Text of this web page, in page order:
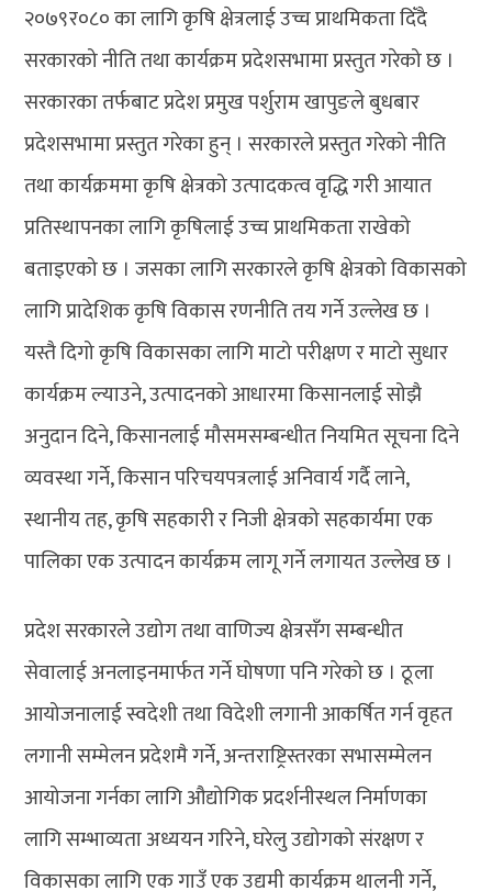
२०७९र०८० का लागि कृषि क्षेत्रलाई उच्च प्राथमिकता दिँदै
सरकारको नीति तथा कार्यक्रम प्रदेशसभामा प्रस्तुत गरेको छ ।
सरकारका तर्फबाट प्रदेश प्रमुख पर्शुराम खापुङले बुधबार
प्रदेशसभामा प्रस्तुत गरेका हुन् । सरकारले प्रस्तुत गरेको नीति
तथा कार्यक्रममा कृषि क्षेत्रको उत्पादकत्व वृद्धि गरी आयात
प्रतिस्थापनका लागि कृषिलाई उच्च प्राथमिकता राखेको
बताइएको छ । जसका लागि सरकारले कृषि क्षेत्रको विकासको
लागि प्रादेशिक कृषि विकास रणनीति तय गर्ने उल्लेख छ ।
यस्तै दिगो कृषि विकासका लागि माटो परीक्षण र माटो सुधार
कार्यक्रम ल्याउने, उत्पादनको आधारमा किसानलाई सोझै
अनुदान दिने, किसानलाई मौसमसम्बन्धीत नियमित सूचना दिने
व्यवस्था गर्ने, किसान परिचयपत्रलाई अनिवार्य गर्दै लाने,
स्थानीय तह, कृषि सहकारी र निजी क्षेत्रको सहकार्यमा एक
पालिका एक उत्पादन कार्यक्रम लागू गर्ने लगायत उल्लेख छ ।
प्रदेश सरकारले उद्योग तथा वाणिज्य क्षेत्रसँग सम्बन्धीत
सेवालाई अनलाइनमार्फत गर्ने घोषणा पनि गरेको छ । ठूला
आयोजनालाई स्वदेशी तथा विदेशी लगानी आकर्षित गर्न वृहत
लगानी सम्मेलन प्रदेशमै गर्ने, अन्तराष्ट्रिस्तरका सभासम्मेलन
आयोजना गर्नका लागि औद्योगिक प्रदर्शनीस्थल निर्माणका
लागि सम्भाव्यता अध्ययन गरिने, घरेलु उद्योगको संरक्षण र
विकासका लागि एक गाउँ एक उद्यमी कार्यक्रम थालनी गर्ने,